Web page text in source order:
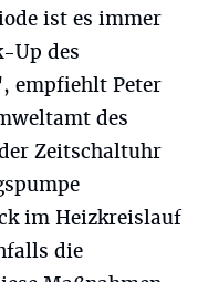
ist es immer
Up des
empfiehlt Peter
des
Zeitschaltuhr
im Heizkreislauf
die